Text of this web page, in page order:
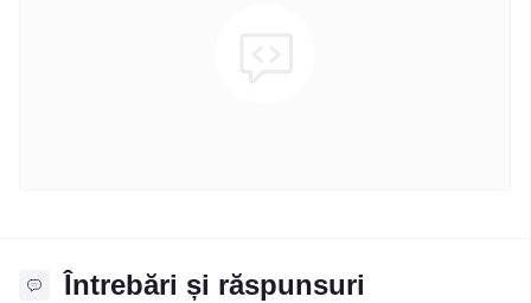
Întrebări și răspunsuri